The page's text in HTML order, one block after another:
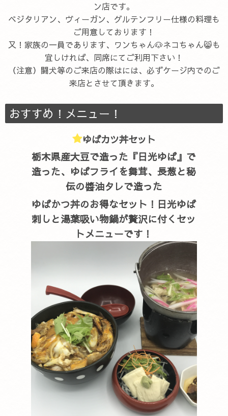
ン店です。
ベジタリアン、ヴィーガン、グルテンフリー仕様の料理も
ご用意しております！
又！家族の一員であります、ワンちゃん🐶ネコちゃん😸も
宜しければ、同席にてご利用下さい！
（注意）闘犬等のご来店の際はには、必ずケージ内でのご
来店とさせて頂きます。
おすすめ！メニュー！
ゆばカツ丼セット
栃木県産大豆で造った『日光ゆば』で
造った、ゆばフライを舞茸、長葱と秘
伝の醬油タレで造った
ゆばかつ丼のお得なセット！日光ゆば
刺しと湯葉吸い物鍋が贅沢に付くセッ
トメニューです！